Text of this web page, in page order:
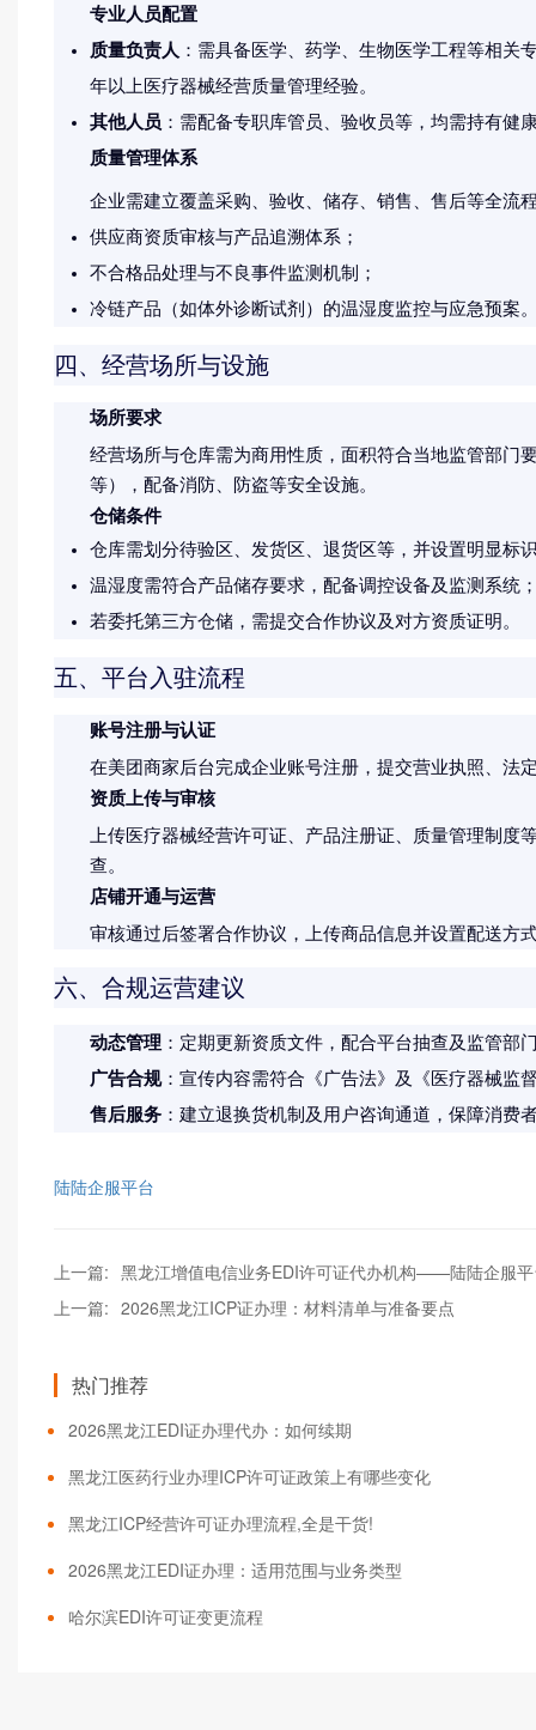
专业人员配置
质量负责人 ：需具备医学、药学、生物医学工程等相关
年以上医疗器械经营质量管理经验。
其他人员 ：需配备专职库管员、验收员等，均需持有健
质量管理体系
企业需建立覆盖采购、验收、储存、销售、售后等全流
供应商资质审核与产品追溯体系；
不合格品处理与不良事件监测机制；
冷链产品（如体外诊断试剂）的温湿度监控与应急预案
四、经营场所与设施
场所要求
经营场所与仓库需为商用性质，面积符合当地监管部门
等），配备消防、防盗等安全设施。
仓储条件
仓库需划分待验区、发货区、退货区等，并设置明显标
温湿度需符合产品储存要求，配备调控设备及监测系统
若委托第三方仓储，需提交合作协议及对方资质证明。
五、平台入驻流程
账号注册与认证
在美团商家后台完成企业账号注册，提交营业执照、法
资质上传与审核
上传医疗器械经营许可证、产品注册证、质量管理制
查。
店铺开通与运营
审核通过后签署合作协议，上传商品信息并设置配送方
六、合规运营建议
动态管理 ：定期更新资质文件，配合平台抽查及监管部
广告合规：宣传内容需符合《广告法》及《医疗器械监
售后服务 ：建立退换货机制及用户咨询通道，保障消费
陆陆企服平台
上一篇: 黑龙江增值电信业务EDI许可证代办机构——陆陆企服
上一篇: 2026黑龙江ICP证办理：材料清单与准备要点
热门推荐
2026黑龙江EDI证办理代办：如何续期
黑龙江医药行业办理ICP许可证政策上有哪些变化
黑龙江ICP经营许可证办理流程,全是干货!
2026黑龙江EDI证办理：适用范围与业务类型
哈尔滨EDI许可证变更流程